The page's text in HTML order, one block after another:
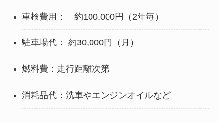
車検費用： 約100,000円（2年毎）
駐車場代： 約30,000円（月）
燃料費：走行距離次第
消耗品代：洗車やエンジンオイルなど